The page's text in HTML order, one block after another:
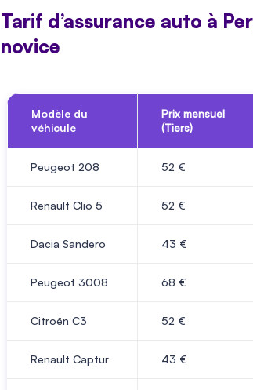
​​Tarif d’assurance auto à
novice
Modèle du
véhicule
Prix mensuel
(Tiers)
Peugeot 208 52 €
Renault Clio 5 52 €
Dacia Sandero 43 €
Peugeot 3008 68 €
Citroën C3 52 €
Renault Captur 43 €